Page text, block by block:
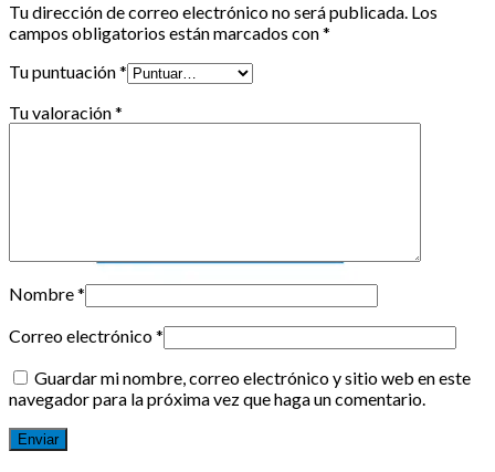
Tu dirección de correo electrónico no será publicada. Los
campos obligatorios están marcados con*
Tu puntuación*
Tu valoración*
Nombre*
Correo electrónico*
Guardar mi nombre, correo electrónico y sitio web en este
navegador para la próxima vez que haga un comentario.